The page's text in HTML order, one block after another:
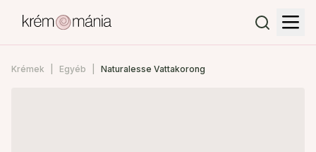
Krémek Egyéb Naturalesse Vattakorong